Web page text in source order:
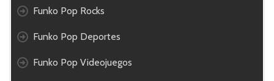
Funko Pop Rocks
Funko Pop Deportes
Funko Pop Videojuegos